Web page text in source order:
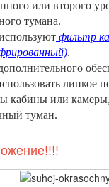
или второго
тумана.
фильтр
.
липкое
кабины или
туман.